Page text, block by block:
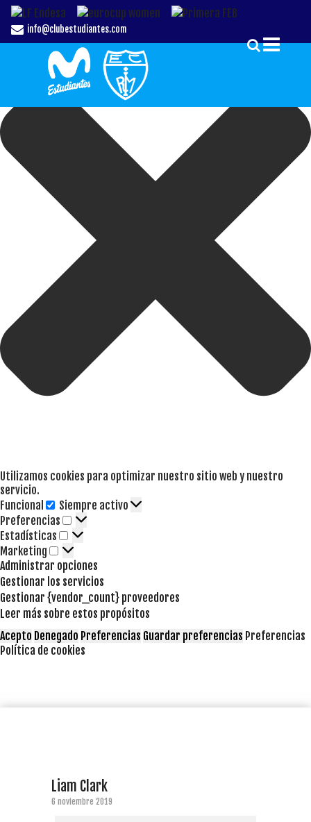
Gestionar el Consentimiento de las Cookies
Utilizamos cookies para optimizar nuestro sitio web y nuestro
servicio.
Funcional
Funcional
Siempre activo
Preferencias
Preferencias
Estadísticas Estadísticas
Marketing Marketing
Administrar opciones
Gestionar los servicios
Gestionar {vendor_count} proveedores
Leer más sobre estos propósitos
Acepto Denegado Preferencias Guardar preferencias Preferencias
Política de cookies
info@clubestudiantes.com
Liam Clark
6 noviembre 2019